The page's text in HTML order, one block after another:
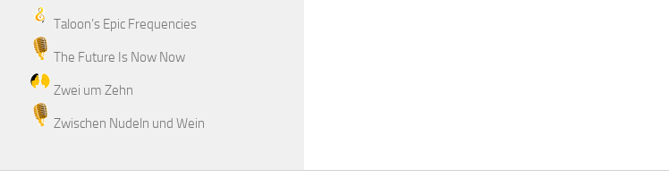
Taloon’s Epic Frequencies
The Future Is Now Now
Zwei um Zehn
Zwischen Nudeln und Wein